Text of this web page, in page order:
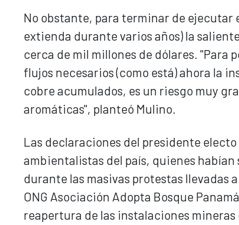
No obstante, para terminar de ejecutar
extienda durante varios años) la
cerca de mil millones de dólares. "Para
flujos necesarios (como está) ahora la
cobre acumulados, es un riesgo muy
aromáticas", planteó Mulino.
Las declaraciones del presidente
ambientalistas del país, quienes
durante las masivas protestas llevadas
ONG Asociación Adopta Bosque
reapertura de las instalaciones